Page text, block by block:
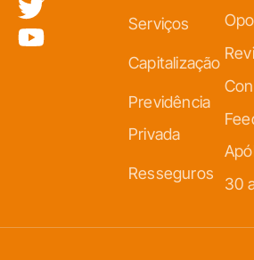
Serviços
Capitalização
Previdência
Privada
Resseguros
30